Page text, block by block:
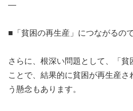
—
■「貧困の再生産」につながるの
さらに、根深い問題として、「
ことで、結果的に貧困が再生産
う懸念もあります。